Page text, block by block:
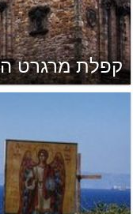
קפלת מרגרט